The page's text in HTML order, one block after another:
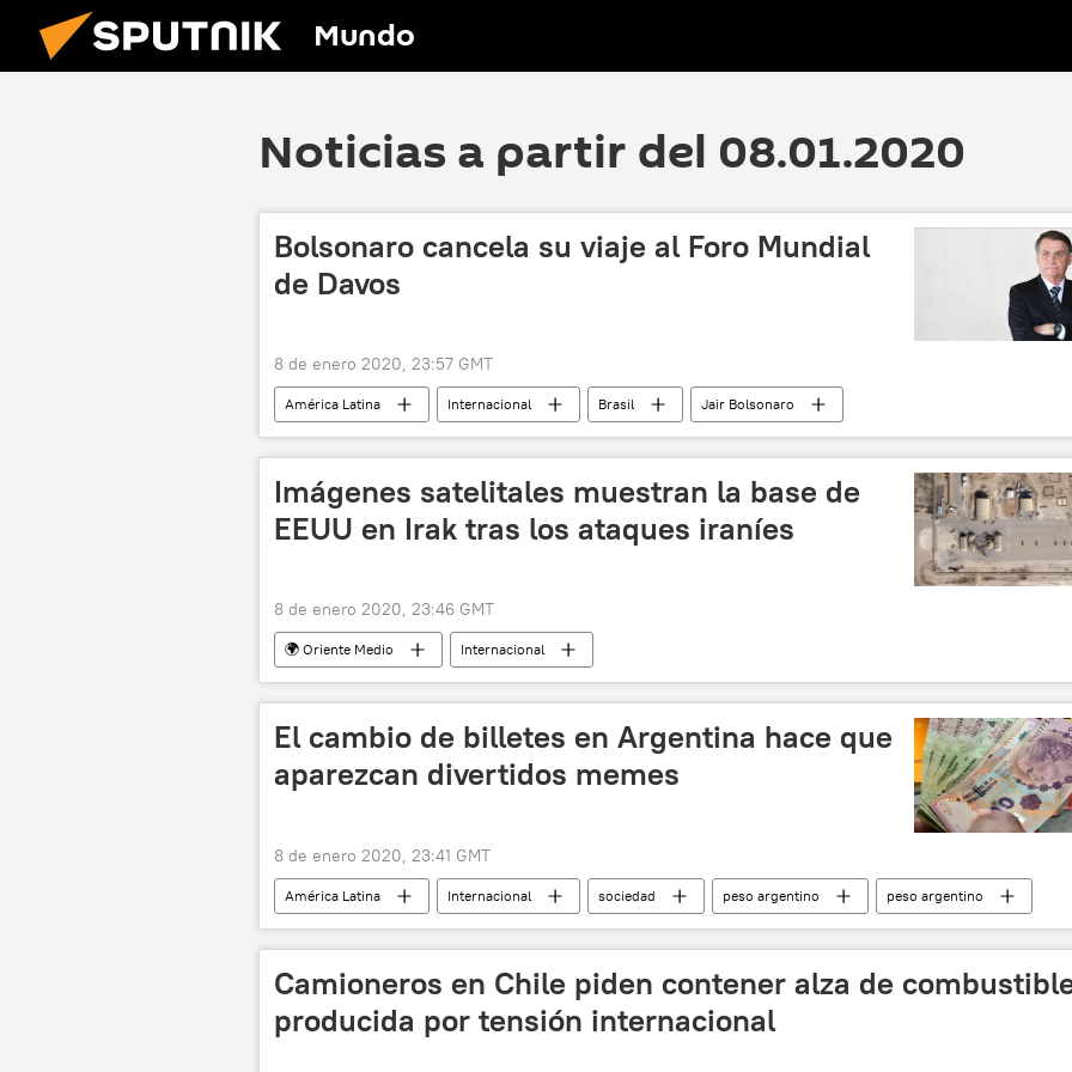
Mundo
Noticias a partir del 08.01.2020
Bolsonaro cancela su viaje al Foro Mundial
de Davos
8 de enero 2020, 23:57 GMT
América Latina Internacional Brasil
Jair Bolsonaro
El Foro Económico Mundial en Davos 2020
Foro Económico Mundial noticias
Imágenes satelitales muestran la base de
EEUU en Irak tras los ataques iraníes
8 de enero 2020, 23:46 GMT
🌍 Oriente Medio
Internacional
El asesinato del general iraní Soleimani en un ataque de EEUU
noticias
El cambio de billetes en Argentina hace que
aparezcan divertidos memes
8 de enero 2020, 23:41 GMT
América Latina Internacional sociedad peso argentino
peso argentino
dinero
Argentina billetes 💶 Divisas noticias
Camioneros en Chile piden contener alza de
producida por tensión internacional